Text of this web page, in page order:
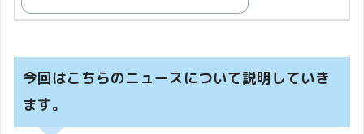
今回はこちらのニュースについて説明していき
ます。